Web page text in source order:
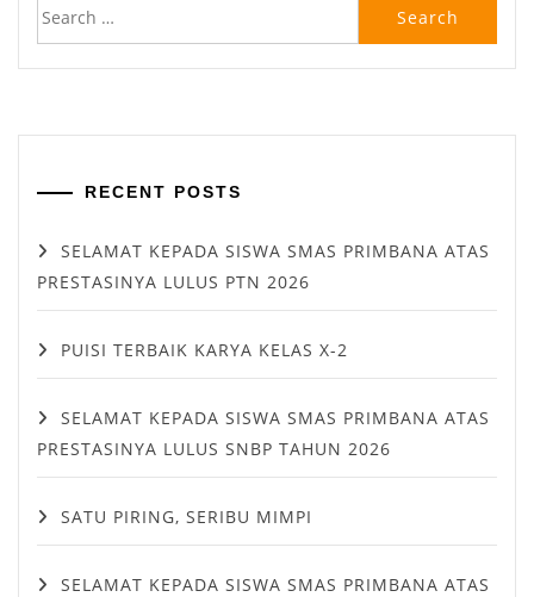
RECENT POSTS
SELAMAT KEPADA SISWA SMAS PRIMBANA ATAS
PRESTASINYA LULUS PTN 2026
PUISI TERBAIK KARYA KELAS X-2
SELAMAT KEPADA SISWA SMAS PRIMBANA ATAS
PRESTASINYA LULUS SNBP TAHUN 2026
SATU PIRING, SERIBU MIMPI
SELAMAT KEPADA SISWA SMAS PRIMBANA ATAS